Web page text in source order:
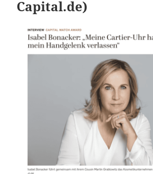
Capital.de)